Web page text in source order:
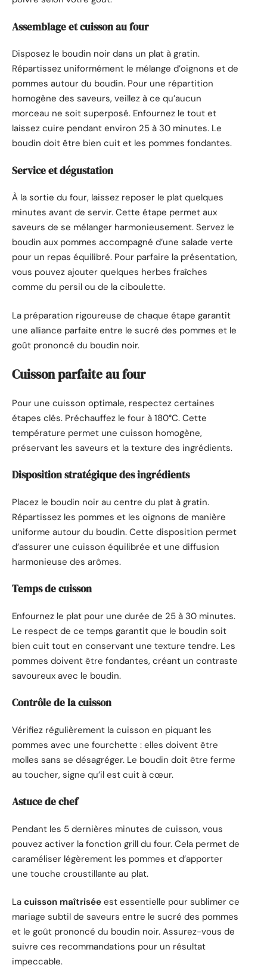
Assemblage et cuisson au four
Disposez le boudin noir dans un plat à gratin.
Répartissez uniformément le mélange d’oignons et de
pommes autour du boudin. Pour une répartition
homogène des saveurs, veillez à ce qu’aucun
morceau ne soit superposé. Enfournez le tout et
laissez cuire pendant environ 25 à 30 minutes. Le
boudin doit être bien cuit et les pommes fondantes.
Service et dégustation
À la sortie du four, laissez reposer le plat quelques
minutes avant de servir. Cette étape permet aux
saveurs de se mélanger harmonieusement. Servez le
boudin aux pommes accompagné d’une salade verte
pour un repas équilibré. Pour parfaire la présentation,
vous pouvez ajouter quelques herbes fraîches
comme du persil ou de la ciboulette.
La préparation rigoureuse de chaque étape garantit
une alliance parfaite entre le sucré des pommes et le
goût prononcé du boudin noir.
Cuisson parfaite au four
Pour une cuisson optimale, respectez certaines
étapes clés. Préchauffez le four à 180°C. Cette
température permet une cuisson homogène,
préservant les saveurs et la texture des ingrédients.
Disposition stratégique des ingrédients
Placez le boudin noir au centre du plat à gratin.
Répartissez les pommes et les oignons de manière
uniforme autour du boudin. Cette disposition permet
d’assurer une cuisson équilibrée et une diffusion
harmonieuse des arômes.
Temps de cuisson
Enfournez le plat pour une durée de 25 à 30 minutes.
Le respect de ce temps garantit que le boudin soit
bien cuit tout en conservant une texture tendre. Les
pommes doivent être fondantes, créant un contraste
savoureux avec le boudin.
Contrôle de la cuisson
Vérifiez régulièrement la cuisson en piquant les
pommes avec une fourchette : elles doivent être
molles sans se désagréger. Le boudin doit être ferme
au toucher, signe qu’il est cuit à cœur.
Astuce de chef
Pendant les 5 dernières minutes de cuisson, vous
pouvez activer la fonction grill du four. Cela permet de
caraméliser légèrement les pommes et d’apporter
une touche croustillante au plat.
La cuisson maîtrisée est essentielle pour sublimer ce
mariage subtil de saveurs entre le sucré des pommes
et le goût prononcé du boudin noir. Assurez-vous de
suivre ces recommandations pour un résultat
impeccable.